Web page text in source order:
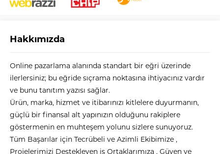
Hakkımızda
Online pazarlama alanında standart bir eğri üzerinde
ilerlersiniz; bu eğride sıçrama noktasına ihtiyacınız vardır
ve bunu tanıtım yazısı sağlar.
Ürün, marka, hizmet ve itibarınızı kitlelere duyurmanın,
güçlü bir finansal alt yapınızın olduğunu rakiplere
göstermenin en muhteşem yolunu sizlere sunuyoruz.
Tüm Başarılar için Tecrübeli ve Azimli Ekibimize ,
Projelerimizi Destekleyen is Ortaklarımıza , Güven ve